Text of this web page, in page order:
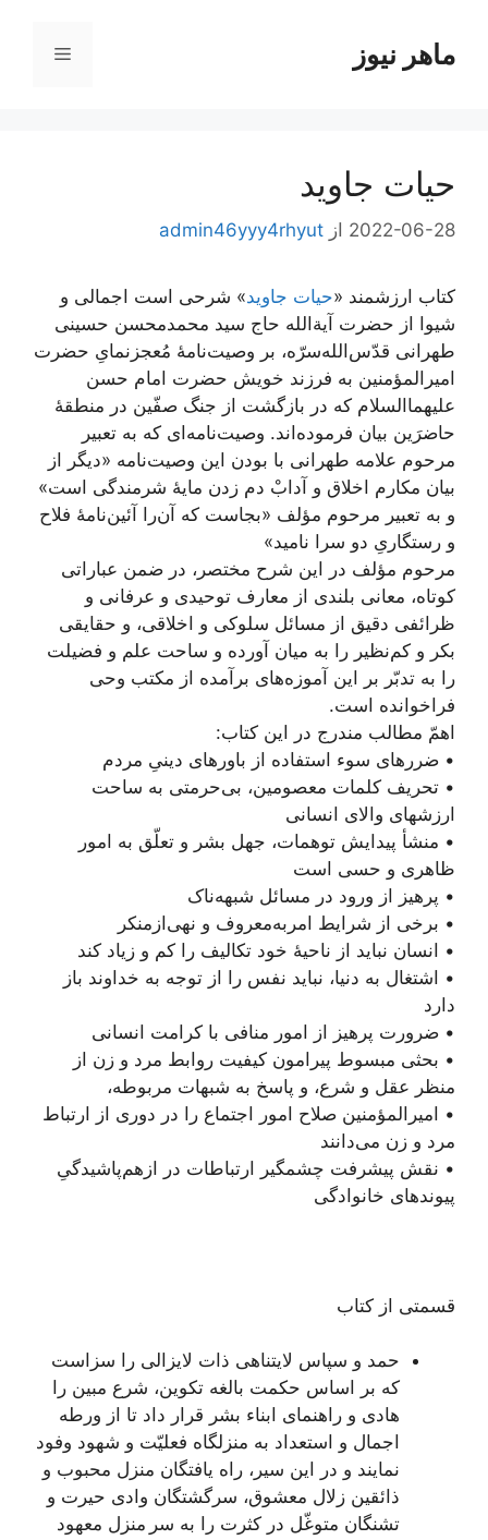
محتواماهر نیوز فهرست
حیات جاوید
2022-06-28 از admin46yyy4rhyut
کتاب ارزشمند «حیات جاوید» شرحی است اجمالی و
شیوا از حضرت آیة‌الله حاج سید محمدمحسن حسینی
طهرانی قدّس‌الله‌سرّه، بر وصیت‌نامۀ مُعجز‌نمایِ حضرت
امیرالمؤمنین به فرزند خویش حضرت امام حسن
علیهما‌السلام که در بازگشت از جنگ صفّین در منطقۀ
حاضرَین بیان فرموده‌اند. وصیت‌نامه‌ای که به تعبیر
مرحوم علامه طهرانی با بودن این وصیت‌نامه «دیگر از
بیان مکارم اخلاق و آدابْ دم زدن مایۀ شرمندگی است»
و به تعبیر مرحوم مؤلف «بجاست که آن‌را آئین‌نامۀ فلاح
و رستگاریِ دو سرا نامید»
مرحوم مؤلف در این شرح مختصر، در ضمن عباراتی
کوتاه، معانی بلندی از معارف توحیدی و عرفانی و
ظرائفی دقیق از مسائل سلوکی و اخلاقی، و حقایقی
بکر و کم‌نظیر را به میان آورده و ساحت علم و فضیلت
را به تدبّر بر این آموزه‌های برآمده از مکتب وحی
فراخوانده است.
اهمّ مطالب مندرج در این کتاب:
• ضررهای سوء استفاده از باورهای دینیِ مردم
• تحریف کلمات معصومین، بی‌حرمتی به ساحت
ارزشهای والای انسانی
• منشأ پیدایش توهمات، جهل بشر و تعلّق به امور
ظاهری و حسی است
• پرهیز از ورود در مسائل شبهه‌ناک
• برخی از شرایط امر‌به‌معروف و نهی‌از‌منکر
• انسان نباید از ناحیۀ خود تکالیف را کم و زیاد کند
• اشتغال به دنیا، نباید نفس را از توجه به خداوند باز
دارد
• ضرورت پرهیز از امور منافی با کرامت انسانی
• بحثی مبسوط پیرامون کیفیت روابط مرد و زن از
منظر عقل و شرع، و پاسخ به شبهات مربوطه،
• امیرالمؤمنین صلاح امور اجتماع را در دوری از ارتباط
مرد و زن می‌دانند
• نقش پیشرفت چشمگیر ارتباطات در ازهم‌پاشیدگیِ
پیوندهای خانوادگی
قسمتی از کتاب
حمد و سپاس لایتناهی ذات لایزالی را سزاست
که بر اساس حکمت بالغه تکوین، شرع مبین را
هادی و راهنمای ابناء بشر قرار داد تا از ورطه
اجمال و استعداد به منزلگاه فعلیّت و شهود وفود
نمایند و در این سیر، راه یافتگان منزل محبوب و
ذائقین زلال معشوق، سرگشتگان وادی حیرت و
تشنگان متوغّل در کثرت را به سر منزل معهود